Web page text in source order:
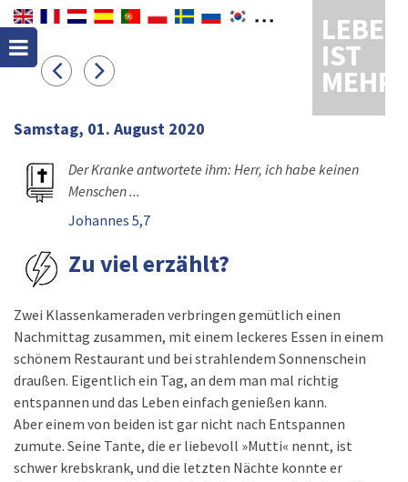
LEBEN
IST
MEHR
Samstag, 01. August 2020
Der Kranke antwortete ihm: Herr, ich habe keinen
Menschen ...
Johannes 5,7
Zu viel erzählt?
Zwei Klassenkameraden verbringen gemütlich einen
Nachmittag zusammen, mit einem leckeres Essen in einem
schönem Restaurant und bei strahlendem Sonnenschein
draußen. Eigentlich ein Tag, an dem man mal richtig
entspannen und das Leben einfach genießen kann.
Aber einem von beiden ist gar nicht nach Entspannen
zumute. Seine Tante, die er liebevoll »Mutti« nennt, ist
schwer krebskrank, und die letzten Nächte konnte er